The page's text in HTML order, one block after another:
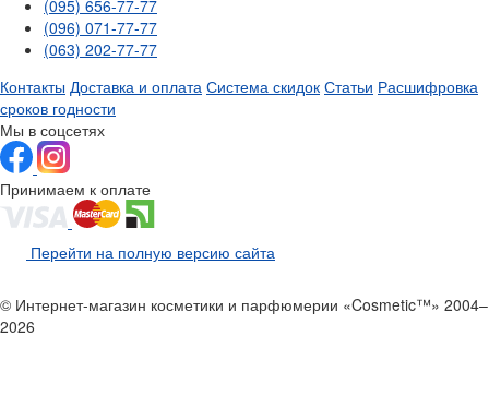
(095) 656-77-77
(096) 071-77-77
(063) 202-77-77
Контакты Доставка и оплата Система скидок Статьи Расшифровка
сроков годности
Мы в соцсетях
Принимаем к оплате
Перейти на полную версию сайта
© Интернет-магазин косметики и парфюмерии «Cosmetic™» 2004–
2026